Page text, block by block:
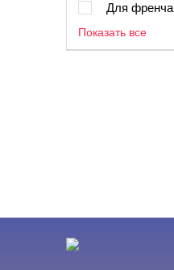
Для френча
Показать все